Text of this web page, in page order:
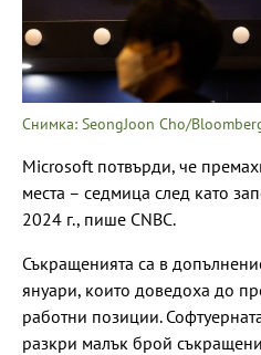
Снимка: SeongJoon Cho/
Microsoft потвърди, че
места – седмица след като
2024 г., пише CNBC.
Съкращенията са в
януари, които доведоха до
работни позиции.
разкри малък брой